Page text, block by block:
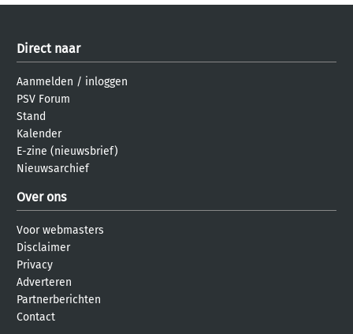
Direct naar
Aanmelden / inloggen
PSV Forum
Stand
Kalender
E-zine (nieuwsbrief)
Nieuwsarchief
Over ons
Voor webmasters
Disclaimer
Privacy
Adverteren
Partnerberichten
Contact